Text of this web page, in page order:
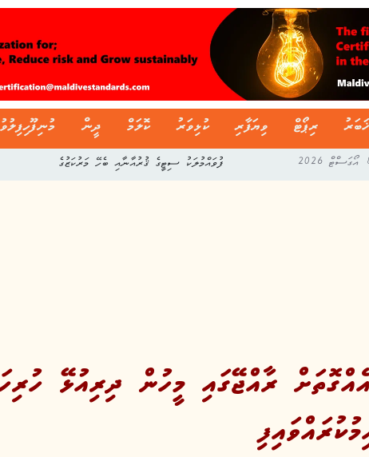
ޚަބަރު ރިޕޯޓް ވިޔަފާރި ކުޅިވަރު ކޮލަމް ދީން
ފުވައްމުލަކު ސިޓީގެ ޤުރުއާނާއި ބެހޭ މަރުކަޒުގެ
ރާއްޖޭގައި މީހުން ދިރިއުޅޭ